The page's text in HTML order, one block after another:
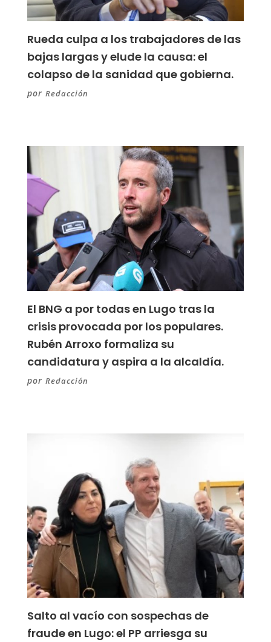
Rueda culpa a los trabajadores de las
bajas largas y elude la causa: el
colapso de la sanidad que gobierna.
por Redacción
El BNG a por todas en Lugo tras la
crisis provocada por los populares.
Rubén Arroxo formaliza su
candidatura y aspira a la alcaldía.
por Redacción
Salto al vacío con sospechas de
fraude en Lugo: el PP arriesga su